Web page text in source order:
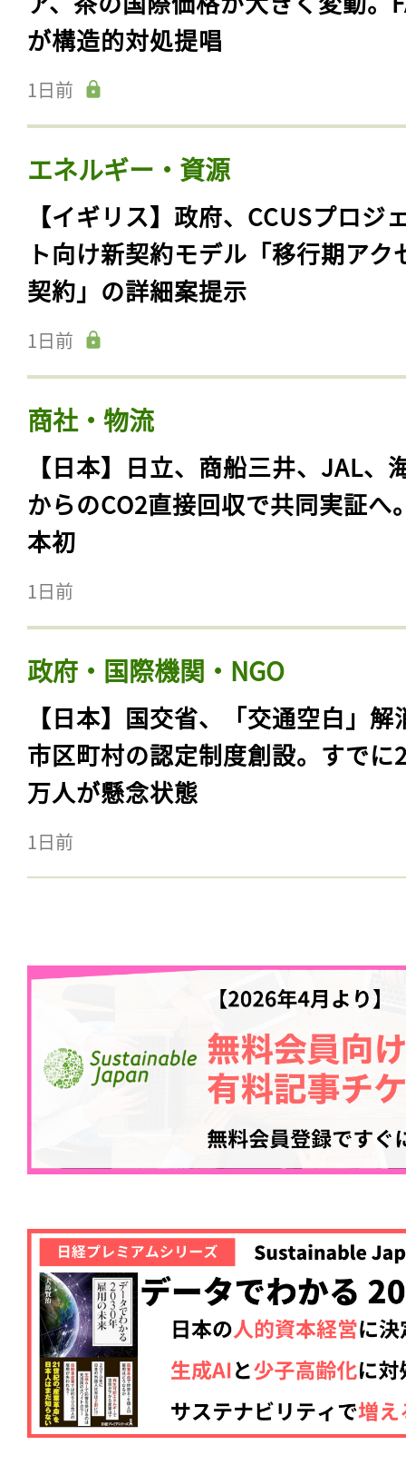
が構造的対処提唱
1日前
エネルギー・資源
【イギリス】政府、CCUSプロジ
ト向け新契約モデル「移行期アク
契約」の詳細案提示
1日前
商社・物流
【日本】日立、商船三井、JAL、
からのCO2直接回収で共同実証へ
本初
1日前
政府・国際機関・NGO
【日本】国交省、「交通空白」解
市区町村の認定制度創設。すでに
万人が懸念状態
1日前
記事をお気に入りに
ログインが必
ログイン
会員登録